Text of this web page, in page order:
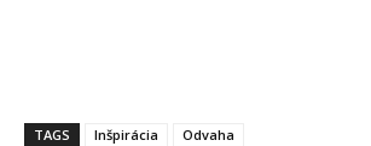
TAGS Inšpirácia Odvaha